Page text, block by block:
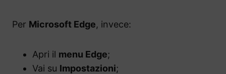
Per Microsoft Edge, invece:
Apri il menu Edge;
Vai su Impostazioni;